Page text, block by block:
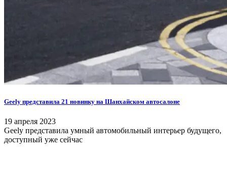
Geely представила 21 новинку на Шанхайском автосалоне
19 апреля 2023
Geely представила умный автомобильный интерьер будущего,
доступный уже сейчас